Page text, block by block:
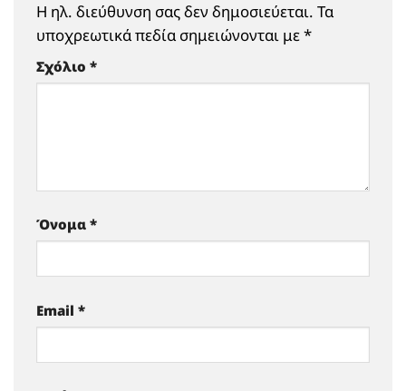
Η ηλ. διεύθυνση σας δεν δημοσιεύεται. Τα
υποχρεωτικά πεδία σημειώνονται με*
Σχόλιο *
Όνομα *
Email *